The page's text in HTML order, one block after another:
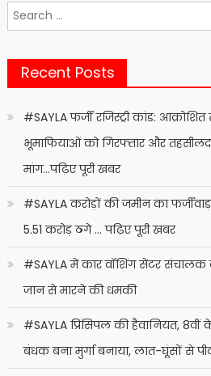
Search
for:
Recent Posts
#SAYLA फर्जी रजिस्ट्री कांड:
भूमाफियाओं को गिरफ्तार और
मांग…पढ़िए पूरी खबर
#SAYLA करोड़ों की जमीन का
5.51 करोड़ ठगे … पढ़िए पूरी खबर
#SAYLA में कार वॉशिंग सेंटर
जान से मारने की धमकी
#SAYLA प्रिंसिपल की हैवानियत,
बंधक बना मुर्गा बनाया, लात-घूंसों से